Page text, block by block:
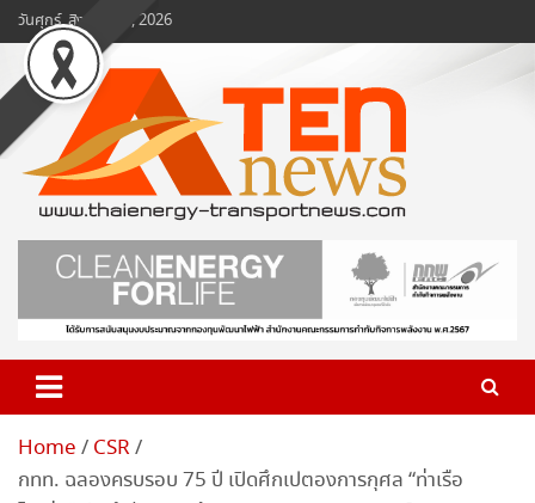
Skip
to
content
วันศุกร์, สิงหาคม 7, 2026
www.ten-news.com
ข่าวพลังงานและคมนาคม
Home
CSR
กทท. ฉลองครบรอบ 75 ปี เปิดศึกเปตองการกุศล “ท่าเรือ